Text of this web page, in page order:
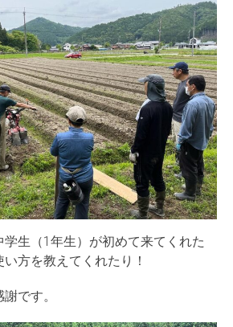
生（1年生）が初めて来てくれた
方を教えてくれたり！
です。